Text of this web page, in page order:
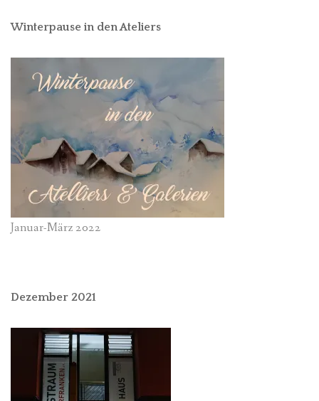
Winterpause in den Ateliers
Januar-März 2022
Dezember 2021